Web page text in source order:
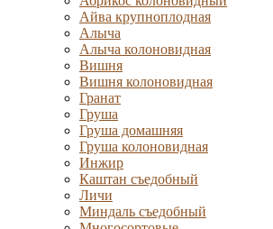
Айва крупноплодная
Алыча
Алыча колоновидная
Вишня
Вишня колоновидная
Гранат
Груша
Груша домашняя
Груша колоновидная
Инжир
Каштан съедобный
Личи
Миндаль съедобный